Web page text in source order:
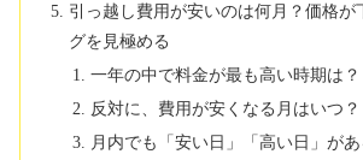
引っ越し費用が安いのは何月？価格が
グを見極める
一年の中で料金が最も高い時期は？
反対に、費用が安くなる月はいつ？
月内でも「安い日」「高い日」があ